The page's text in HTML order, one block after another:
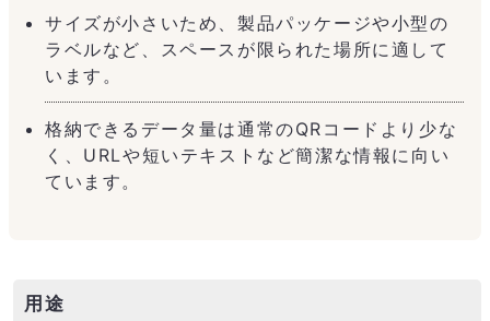
サイズが小さいため、製品パッケージや小型の
ラベルなど、スペースが限られた場所に適して
います。
格納できるデータ量は通常のQRコードより少な
く、URLや短いテキストなど簡潔な情報に向い
ています。
用途